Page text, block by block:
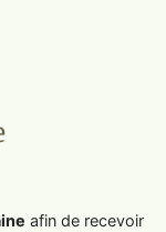
afin de recevoir